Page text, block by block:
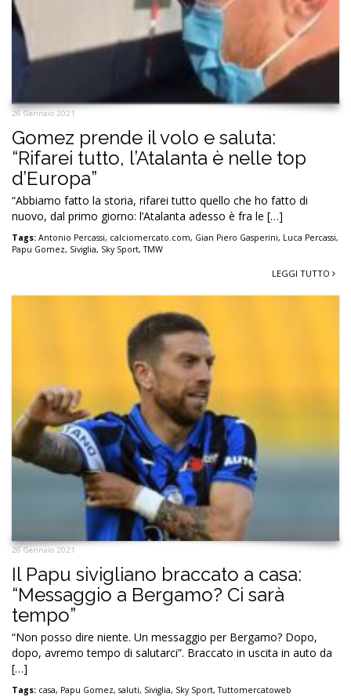
26 Gennaio 2021
Gomez prende il volo e saluta:
“Rifarei tutto, l’Atalanta è nelle top
d’Europa”
“Abbiamo fatto la storia, rifarei tutto quello che ho fatto di
nuovo, dal primo giorno: l’Atalanta adesso è fra le […]
Tags: Antonio Percassi, calciomercato.com, Gian Piero Gasperini, Luca Percassi,
Papu Gomez, Siviglia, Sky Sport,TMW
LEGGI TUTTO
26 Gennaio 2021
Il Papu sivigliano braccato a casa:
“Messaggio a Bergamo? Ci sarà
tempo”
“Non posso dire niente. Un messaggio per Bergamo? Dopo,
dopo, avremo tempo di salutarci”. Braccato in uscita in auto da
[…]
Tags: casa, Papu Gomez, saluti, Siviglia, Sky Sport,Tuttomercatoweb